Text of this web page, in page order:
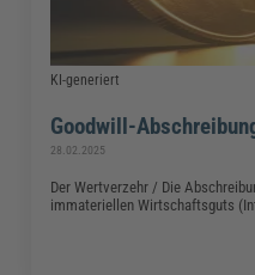
KI-generiert
Goodwill-
28.02.2025
Der Wertverzehr / Die
immateriellen Wirtschaftsguts